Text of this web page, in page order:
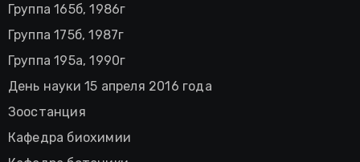
Группа 165б, 1986г
Группа 175б, 1987г
Группа 195а, 1990г
День науки 15 апреля 2016 года
Зоостанция
Кафедра биохимии